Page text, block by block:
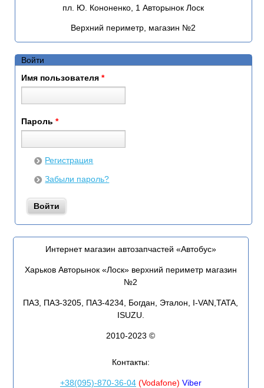
пл. Ю. Кононенко, 1 Авторынок Лоск
Верхний периметр, магазин №2
Войти
Имя пользователя *
Пароль *
Регистрация
Забыли пароль?
Интернет магазин автозапчастей «Автобус»
Харьков Авторынок «Лоск» верхний периметр магазин
№2
ПАЗ, ПАЗ-3205, ПАЗ-4234, Богдан, Эталон, I-VAN,TATA,
ISUZU.
2010-2023 ©
Контакты:
+38(095)-870-36-04(Vodafone) Viber